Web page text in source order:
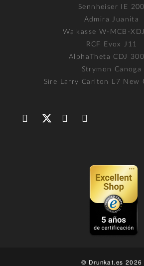
Sennheiser IE 200
Admira Juanita
Walkasse W-MCB-
RCF Evox J11
AlphaTheta CDJ
Strymon Canoga
Sire Larry Carlton L7 New
© Drunkat.es 2026